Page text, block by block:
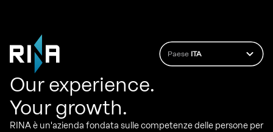
Paese ITA
Our experience.
Your growth.
RINA è un'azienda fondata sulle competenze delle persone per